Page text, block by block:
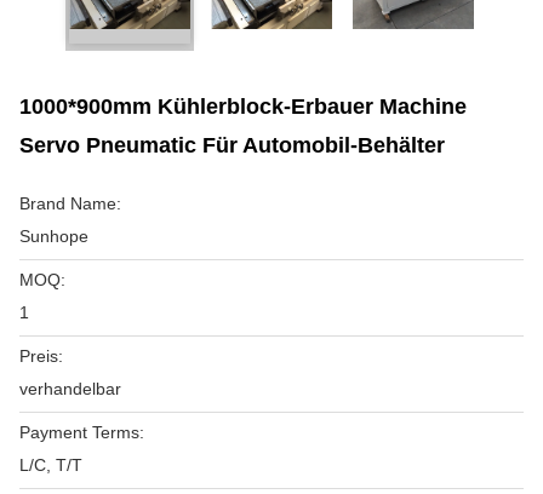
1000*900mm Kühlerblock-Erbauer Machine
Servo Pneumatic Für Automobil-Behälter
Brand Name:
Sunhope
MOQ:
1
Preis:
verhandelbar
Payment Terms:
L/C, T/T